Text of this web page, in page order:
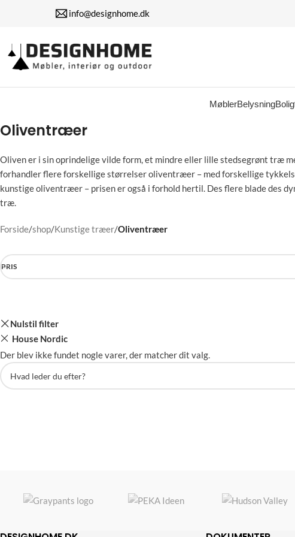
info@designhome.dk
MøblerBelysning
Oliventræer
Oliven er i sin oprindelige vilde form, et mindre eller lille stedsegrønt træ
forhandler flere forskellige størrelser oliventræer – med forskellige
kunstige oliventræer – prisen er også i forhold hertil. Des flere blade des
træ.
Forside/shop/Kunstige træer/Oliventræer
PRIS
Nulstil filter
House Nordic
Der blev ikke fundet nogle varer, der matcher dit valg.